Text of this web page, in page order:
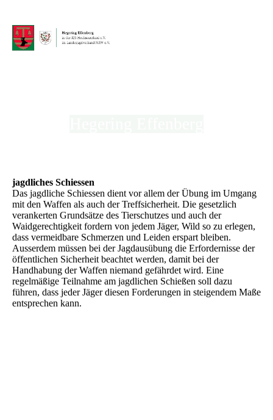
jagdliches Schiessen
Das jagdliche Schiessen dient vor allem der Übung im Umgang
mit den Waffen als auch der Treffsicherheit. Die gesetzlich
verankerten Grundsätze des Tierschutzes und auch der
Waidgerechtigkeit fordern von jedem Jäger, Wild so zu erlegen,
dass vermeidbare Schmerzen und Leiden erspart bleiben.
Ausserdem müssen bei der Jagdausübung die Erfordernisse der
öffentlichen Sicherheit beachtet werden, damit bei der
Handhabung der Waffen niemand gefährdet wird. Eine
regelmäßige Teilnahme am jagdlichen Schießen soll dazu
führen, dass jeder Jäger diesen Forderungen in steigendem Maße
entsprechen kann.